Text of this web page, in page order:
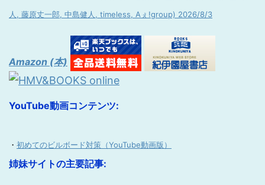
人, 藤原丈一郎, 中島健人, timeless, Aぇ!group) 2026/8/3
Amazon (本)
YouTube動画コンテンツ:
・ 初めてのビルボード対策（YouTube動画版）
姉妹サイトの主要記事: